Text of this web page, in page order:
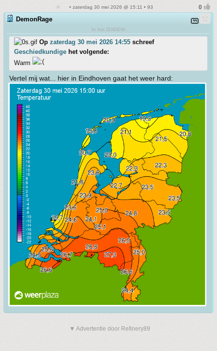
• zaterdag 30 mei 2026 @ 15:11 • 93
DemonRage
In het ZUIDEN!
Op zaterdag 30 mei 2026 14:55 schreef
Geschiedkundige het volgende:
Warm
Vertel mij wat... hier in Eindhoven gaat het weer hard:
▼ Advertentie door Refinery89